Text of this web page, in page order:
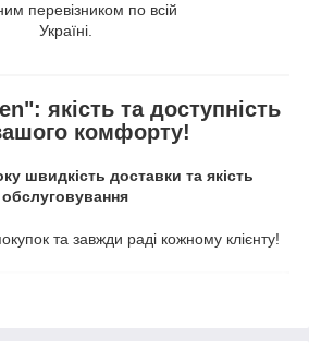
перевізником по всій
Україні.
якість та доступність
комфорту!
швидкість доставки та якість
обслуговування
та завжди раді кожному клієнту!